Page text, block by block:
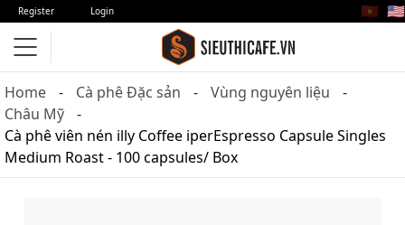
Register Login 🇻🇳 🇺🇸
Home Cà phê Đặc sản
Vùng nguyên liệu
Châu Mỹ
Cà phê viên nén illy Coffee iperEspresso Capsule Singles
Medium Roast - 100 capsules/ Box